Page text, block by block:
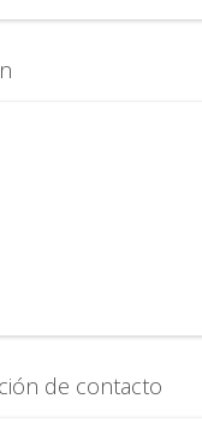
de contacto